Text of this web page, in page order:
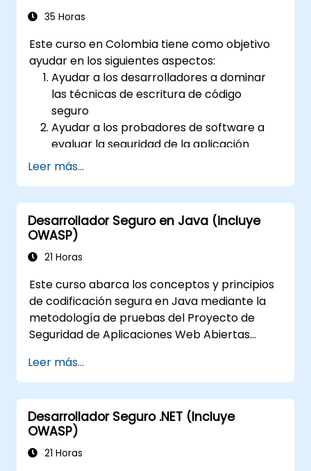
35 Horas
Este curso en Colombia tiene como objetivo
ayudar en los siguientes aspectos:
Ayudar a los desarrolladores a dominar
las técnicas de escritura de código
seguro
Ayudar a los probadores de software a
evaluar la seguridad de la aplicación
antes de su publicación en el entorno de
comprender los riesgos que rodean a las
aplicaciones
Ayudar a los líderes de equipo a
establecer las bases de seguridad para
los desarrolladores
Ayudar a los administradores web a
configurar los servidores y evitar errores
de configuración
Leer más...
Desarrollador Seguro en Java (incluye
OWASP)
21 Horas
Este curso abarca los conceptos y principios
de codificación segura en Java mediante la
metodología de pruebas del Proyecto de
Seguridad de Aplicaciones Web Abiertas
Aplicaciones Web Abiertas es una comunidad
en línea que crea artículos, metodologías,
documentación, herramientas y tecnologías
de acceso gratuito en el campo de la
seguridad de aplicaciones web.
Leer más...
Desarrollador Seguro .NET (Incluye
OWASP)
21 Horas